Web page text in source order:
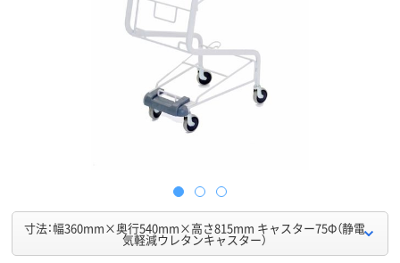
寸法：幅360mm×奥行540mm×高さ815mm キャスター75Φ（静電
気軽減ウレタンキャスター）